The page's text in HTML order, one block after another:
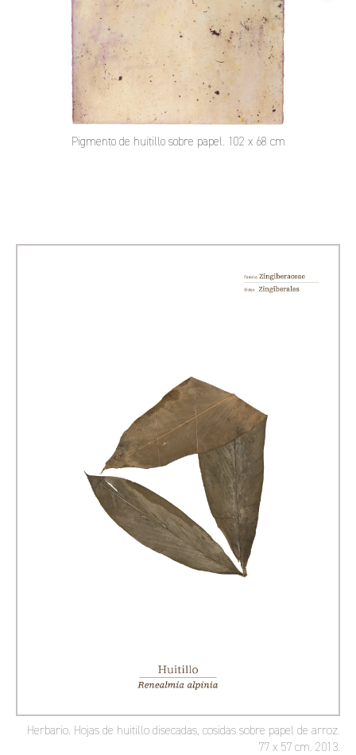
Pigmento de huitillo sobre papel. 102 x 68 cm
Herbario. Hojas de huitillo disecadas, cosidas sobre papel de arroz.
77 x 57 cm. 2013.